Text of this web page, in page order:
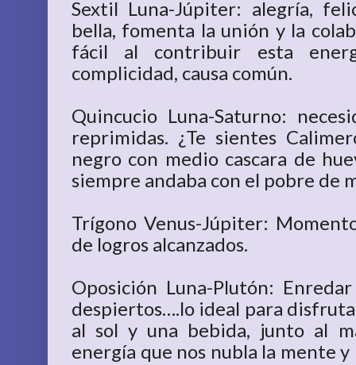
Sextil Luna-Júpiter: alegría,
bella, fomenta la unión y la
fácil al contribuir esta
complicidad, causa común.
Quincucio Luna-Saturno:
reprimidas. ¿Te sientes
negro con medio cascara de
siempre andaba con el pobre de
Trígono Venus-Júpiter:
de logros alcanzados.
Oposición Luna-Plutón:
despiertos….lo ideal para
al sol y una bebida, junto al
energía que nos nubla la mente